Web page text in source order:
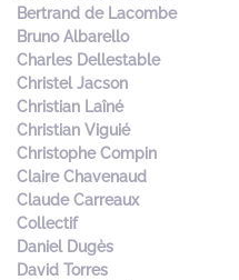
Bertrand de Lacombe
Bruno Albarello
Charles Dellestable
Christel Jacson
Christian Laîné
Christian Viguié
Christophe Compin
Claire Chavenaud
Claude Carreaux
Collectif
Daniel Dugès
David Torres